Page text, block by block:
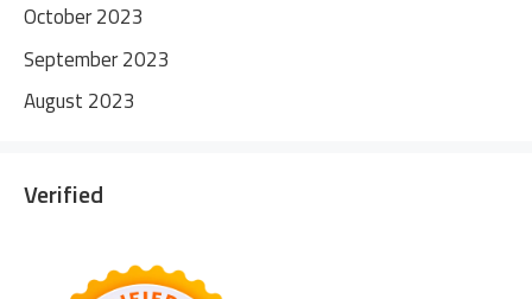
October 2023
September 2023
August 2023
Verified